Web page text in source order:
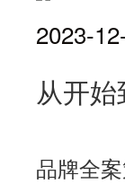
2023-
从开
品牌全